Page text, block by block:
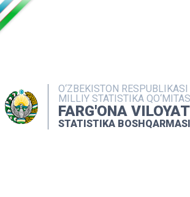
O‘ZBEKISTON RESPUBLIKASI
MILLIY STATISTIKA
FARG'ONA
STATISTIKA BOSHQARMASI
NASHRLAR
INTERAKTIV XIZMATLAR
MATBUOT XIZMATI